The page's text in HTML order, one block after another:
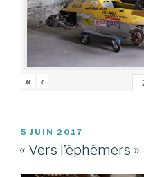
« ‹
PUBLIÉ
LE
5 JUIN 2017
« Vers l’éphémers